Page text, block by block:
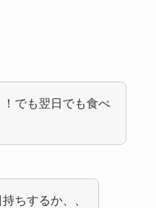
でも翌日でも食べ
ちするか、、